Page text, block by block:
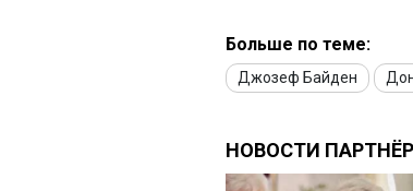
Больше по теме:
Джозеф Байден